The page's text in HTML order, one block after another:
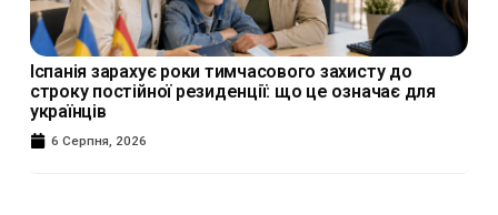
Іспанія зарахує роки тимчасового захисту до
строку постійної резиденції: що це означає для
українців
6 Серпня, 2026